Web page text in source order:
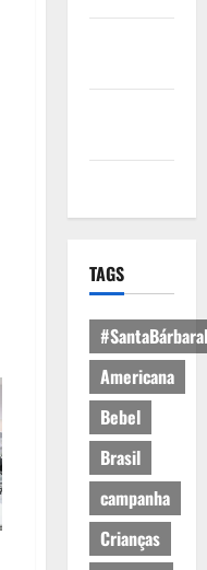
TAGS
Americana
Bebel
Brasil
campanha
Crianças